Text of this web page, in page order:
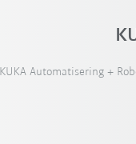
KUKA Automatisering +